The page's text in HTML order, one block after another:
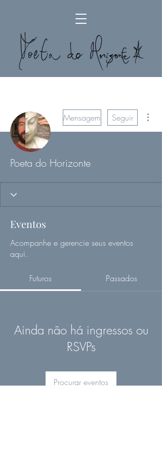
Mensagem Seguir
Poeta do Horizonte
Eventos
Acompanhe e gerencie seus eventos
aqui.
Futuros Passados
Ainda não há ingressos ou
RSVPs
Procurar eventos